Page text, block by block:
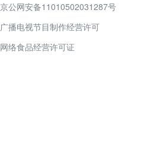
京公网安备11010502031287号
广播电视节目制作经营许可
网络食品经营许可证